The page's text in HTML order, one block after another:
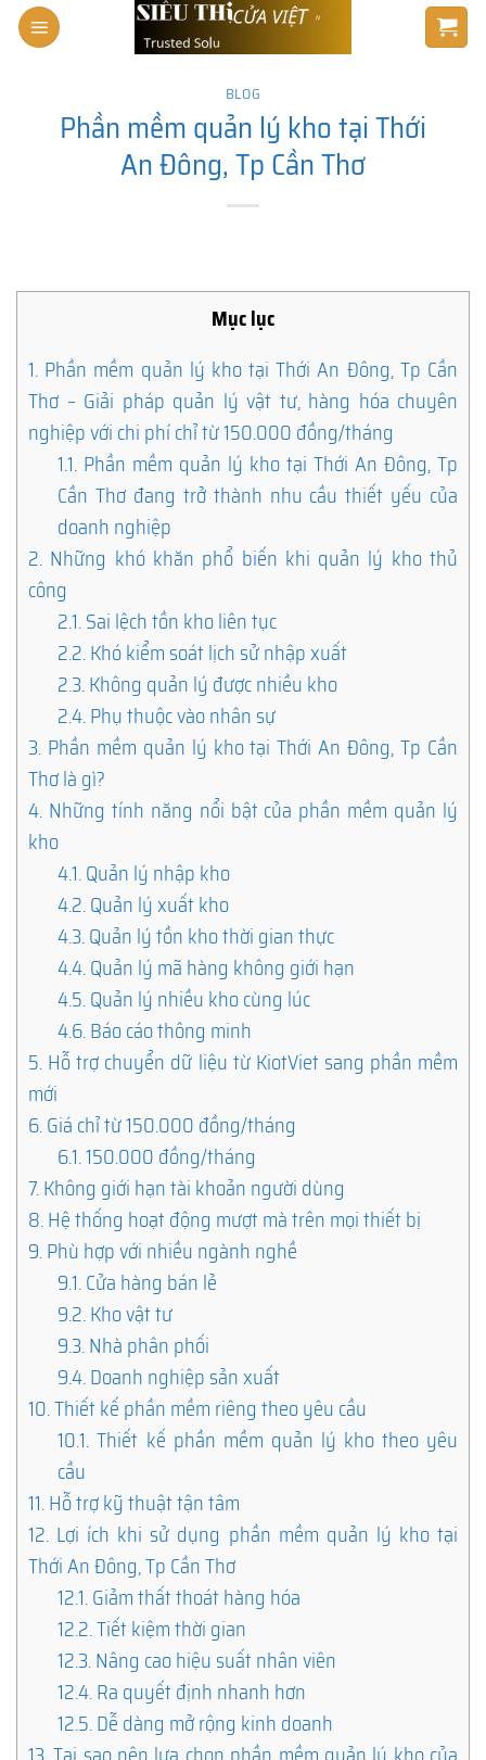
Skip
BLOG
Phần mềm quản lý kho tại Thới
An Đông, Tp Cần Thơ
Mục lục
1. Phần mềm quản lý kho tại Thới An Đông, Tp Cần
Thơ – Giải pháp quản lý vật tư, hàng hóa chuyên
nghiệp với chi phí chỉ từ 150.000 đồng/tháng
1.1. Phần mềm quản lý kho tại Thới An Đông, Tp
Cần Thơ đang trở thành nhu cầu thiết yếu của
doanh nghiệp
2. Những khó khăn phổ biến khi quản lý kho thủ
công
2.1.Sai lệch tồn kho liên tục
2.2.Khó kiểm soát lịch sử nhập xuất
2.3.Không quản lý được nhiều kho
2.4.Phụ thuộc vào nhân sự
3. Phần mềm quản lý kho tại Thới An Đông, Tp Cần
Thơ là gì?
4. Những tính năng nổi bật của phần mềm quản lý
kho
4.1.Quản lý nhập kho
4.2.Quản lý xuất kho
4.3.Quản lý tồn kho thời gian thực
4.4.Quản lý mã hàng không giới hạn
4.5.Quản lý nhiều kho cùng lúc
4.6.Báo cáo thông minh
5. Hỗ trợ chuyển dữ liệu từ KiotViet sang phần mềm
mới
6.Giá chỉ từ 150.000 đồng/tháng
6.1.150.000 đồng/tháng
7.Không giới hạn tài khoản người dùng
8.Hệ thống hoạt động mượt mà trên mọi thiết bị
9.Phù hợp với nhiều ngành nghề
9.1.Cửa hàng bán lẻ
9.2.Kho vật tư
9.3.Nhà phân phối
9.4.Doanh nghiệp sản xuất
10.Thiết kế phần mềm riêng theo yêu cầu
10.1. Thiết kế phần mềm quản lý kho theo yêu
cầu
11.Hỗ trợ kỹ thuật tận tâm
12. Lợi ích khi sử dụng phần mềm quản lý kho tại
Thới An Đông, Tp Cần Thơ
12.1.Giảm thất thoát hàng hóa
12.2.Tiết kiệm thời gian
12.3.Nâng cao hiệu suất nhân viên
12.4.Ra quyết định nhanh hơn
12.5.Dễ dàng mở rộng kinh doanh